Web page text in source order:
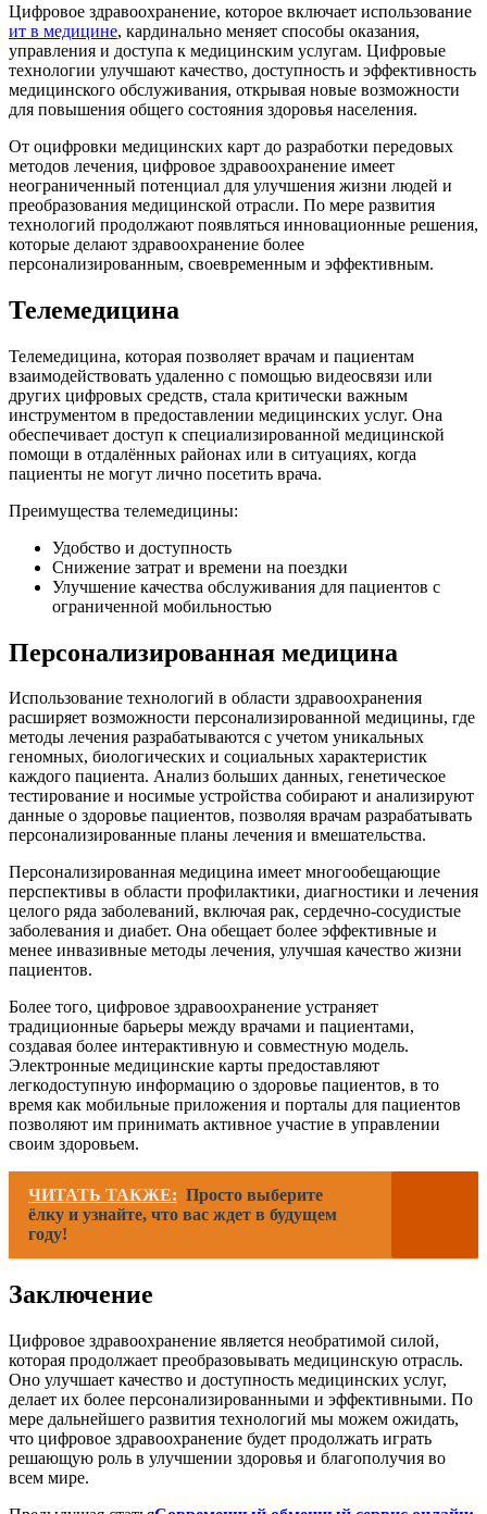
Цифровое здравоохранение, которое включает использование
ит в медицине, кардинально меняет способы оказания,
управления и доступа к медицинским услугам. Цифровые
технологии улучшают качество, доступность и эффективность
медицинского обслуживания, открывая новые возможности
для повышения общего состояния здоровья населения.
От оцифровки медицинских карт до разработки передовых
методов лечения, цифровое здравоохранение имеет
неограниченный потенциал для улучшения жизни людей и
преобразования медицинской отрасли. По мере развития
технологий продолжают появляться инновационные решения,
которые делают здравоохранение более
персонализированным, своевременным и эффективным.
Телемедицина
Телемедицина, которая позволяет врачам и пациентам
взаимодействовать удаленно с помощью видеосвязи или
других цифровых средств, стала критически важным
инструментом в предоставлении медицинских услуг. Она
обеспечивает доступ к специализированной медицинской
помощи в отдалённых районах или в ситуациях, когда
пациенты не могут лично посетить врача.
Преимущества телемедицины:
Удобство и доступность
Снижение затрат и времени на поездки
Улучшение качества обслуживания для пациентов с
ограниченной мобильностью
Персонализированная медицина
Использование технологий в области здравоохранения
расширяет возможности персонализированной медицины, где
методы лечения разрабатываются с учетом уникальных
геномных, биологических и социальных характеристик
каждого пациента. Анализ больших данных, генетическое
тестирование и носимые устройства собирают и анализируют
данные о здоровье пациентов, позволяя врачам разрабатывать
персонализированные планы лечения и вмешательства.
Персонализированная медицина имеет многообещающие
перспективы в области профилактики, диагностики и лечения
целого ряда заболеваний, включая рак, сердечно-сосудистые
заболевания и диабет. Она обещает более эффективные и
менее инвазивные методы лечения, улучшая качество жизни
пациентов.
Более того, цифровое здравоохранение устраняет
традиционные барьеры между врачами и пациентами,
создавая более интерактивную и совместную модель.
Электронные медицинские карты предоставляют
легкодоступную информацию о здоровье пациентов, в то
время как мобильные приложения и порталы для пациентов
позволяют им принимать активное участие в управлении
своим здоровьем.
ЧИТАТЬ ТАКЖЕ: Просто выберите
ёлку и узнайте, что вас ждет в будущем
году!
Заключение
Цифровое здравоохранение является необратимой силой,
которая продолжает преобразовывать медицинскую отрасль.
Оно улучшает качество и доступность медицинских услуг,
делает их более персонализированными и эффективными. По
мере дальнейшего развития технологий мы можем ожидать,
что цифровое здравоохранение будет продолжать играть
решающую роль в улучшении здоровья и благополучия во
всем мире.